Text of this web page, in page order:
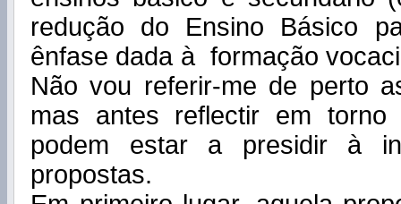
redução do Ensino Básico
ênfase dada à formação
Não vou referir-me de perto
mas antes reflectir em torno
podem estar a presidir à
propostas.